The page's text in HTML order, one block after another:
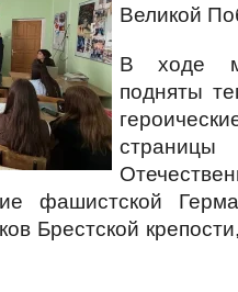
Великой
В ходе
подняты
фашистской
Брестской